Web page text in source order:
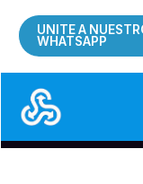
UNITE A
WHATSAPP